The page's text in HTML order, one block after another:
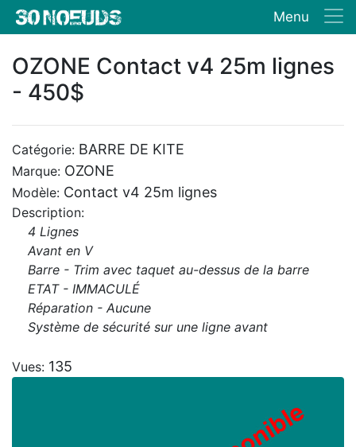
Menu
OZONE Contact v4 25m lignes
- 450$
Catégorie: BARRE DE KITE
Marque: OZONE
Modèle: Contact v4 25m lignes
Description:
4 Lignes
Avant en V
Barre - Trim avec taquet au-dessus de la barre
ETAT - IMMACULÉ
Réparation - Aucune
Système de sécurité sur une ligne avant
Vues: 135